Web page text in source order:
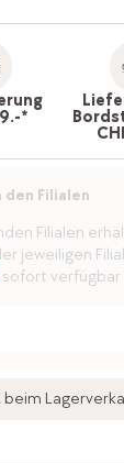
*
Filialen
Filialen
jeweiligen
verfügbar
beim